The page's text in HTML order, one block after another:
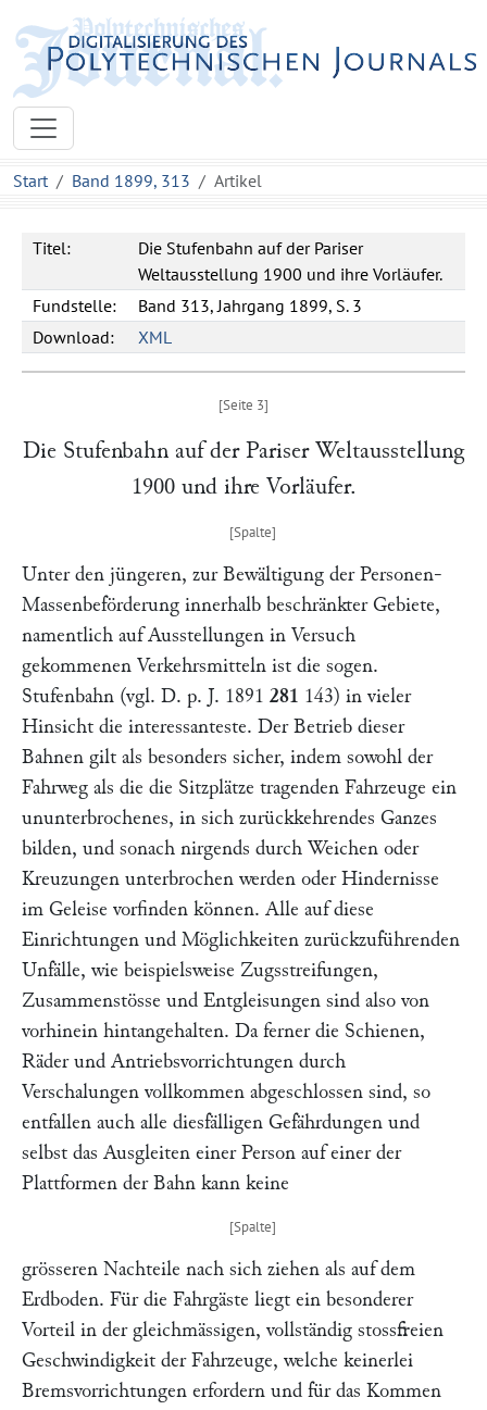
Start Band 1899, 313 Artikel
Titel:
Die Stufenbahn auf der Pariser
Weltausstellung 1900 und ihre Vorläufer.
Fundstelle:
Band 313, Jahrgang 1899, S. 3
Download:
XML
Die Stufenbahn auf der Pariser Weltausstellung
1900 und ihre Vorläufer.
Unter den jüngeren, zur Bewältigung der Personen-
Massenbeförderung innerhalb beschränkter Gebiete,
namentlich auf Ausstellungen in Versuch
gekommenen Verkehrsmitteln ist die sogen.
Stufenbahn (vgl. D. p. J. 1891 281 143) in vieler
Hinsicht die interessanteste. Der Betrieb dieser
Bahnen gilt als besonders sicher, indem sowohl der
Fahrweg als die die Sitzplätze tragenden Fahrzeuge ein
ununterbrochenes, in sich zurückkehrendes Ganzes
bilden, und sonach nirgends durch Weichen oder
Kreuzungen unterbrochen werden oder Hindernisse
im Geleise vorfinden können. Alle auf diese
Einrichtungen und Möglichkeiten zurückzuführenden
Unfälle, wie beispielsweise Zugsstreifungen,
Zusammenstösse und Entgleisungen sind also von
vorhinein hintangehalten. Da ferner die Schienen,
Räder und Antriebsvorrichtungen durch
Verschalungen vollkommen abgeschlossen sind, so
entfallen auch alle diesfälligen Gefährdungen und
selbst das Ausgleiten einer Person auf einer der
Plattformen der Bahn kann keine
grösseren Nachteile nach sich ziehen als auf dem
Erdboden. Für die Fahrgäste liegt ein besonderer
Vorteil in der gleichmässigen, vollständig stossfreien
Geschwindigkeit der Fahrzeuge, welche keinerlei
Bremsvorrichtungen erfordern und für das Kommen